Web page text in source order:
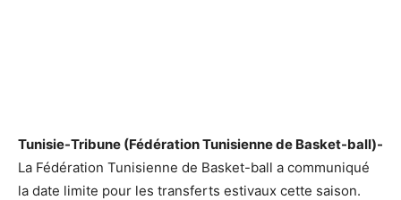
Tunisie-Tribune (Fédération Tunisienne de Basket-ball)-
La Fédération Tunisienne de Basket-ball a communiqué
la date limite pour les transferts estivaux cette saison.